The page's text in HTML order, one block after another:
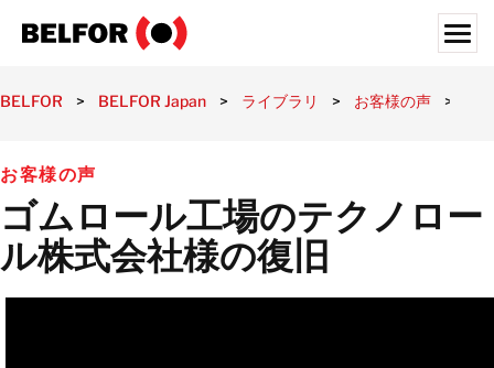
サービスの内容
対象業界
ライブラリ
採用情報
BELFOR > BELFOR Japan > ライブラリ > お客様の声 >
お客様の声
ゴムロール工場のテクノロー
ル株式会社様の復旧